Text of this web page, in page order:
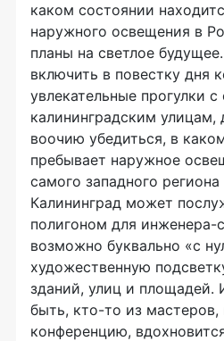
каком состоянии
наружного освещения в
планы на светлое
включить в повестку дня
увлекательные прогулки
калининградским улицам,
воочию убедиться, в
пребывает наружное
самого западного
Калининград может
полигоном для инженера-
возможно буквально «с
художественную
зданий, улиц и площадей.
быть, кто-то из
конференцию,